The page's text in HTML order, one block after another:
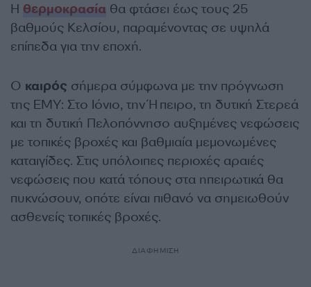
Η θερμοκρασία θα φτάσει έως τους 25
βαθμούς Κελσίου, παραμένοντας σε υψηλά
επίπεδα για την εποχή.
Ο καιρός σήμερα σύμφωνα με την πρόγνωση
της ΕΜΥ: Στο Ιόνιο, την Ήπειρο, τη δυτική Στερεά
και τη δυτική Πελοπόννησο αυξημένες νεφώσεις
με τοπικές βροχές και βαθμιαία μεμονωμένες
καταιγίδες. Στις υπόλοιπες περιοχές αραιές
νεφώσεις που κατά τόπους στα ηπειρωτικά θα
πυκνώσουν, οπότε είναι πιθανό να σημειωθούν
ασθενείς τοπικές βροχές.
ΔΙΑΦΗΜΙΣΗ